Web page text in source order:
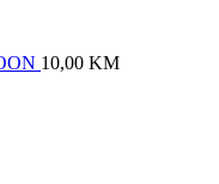
10,00 KM